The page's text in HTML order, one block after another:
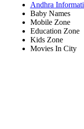
Andhra
Baby Names
Mobile Zone
Education Zone
Kids Zone
Movies In City